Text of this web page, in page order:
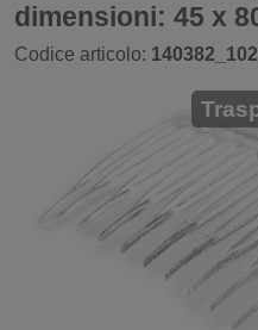
dimensioni: 45 x
Codice articolo: